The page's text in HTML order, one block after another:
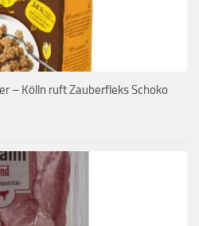
– Kölln ruft Zauberfleks Schoko